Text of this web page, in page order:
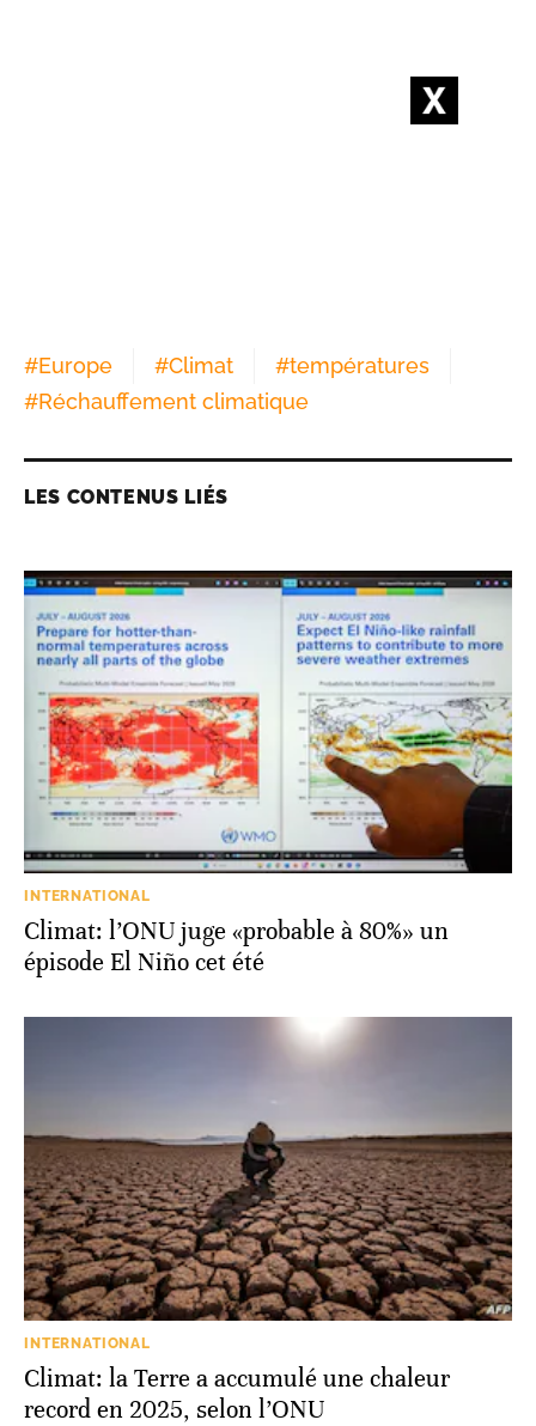
#Europe #Climat #températures
#Réchauffement climatique
LES CONTENUS LIÉS
INTERNATIONAL
Climat: l’ONU juge «probable à 80%» un
épisode El Niño cet été
INTERNATIONAL
Climat: la Terre a accumulé une chaleur
record en 2025, selon l’ONU